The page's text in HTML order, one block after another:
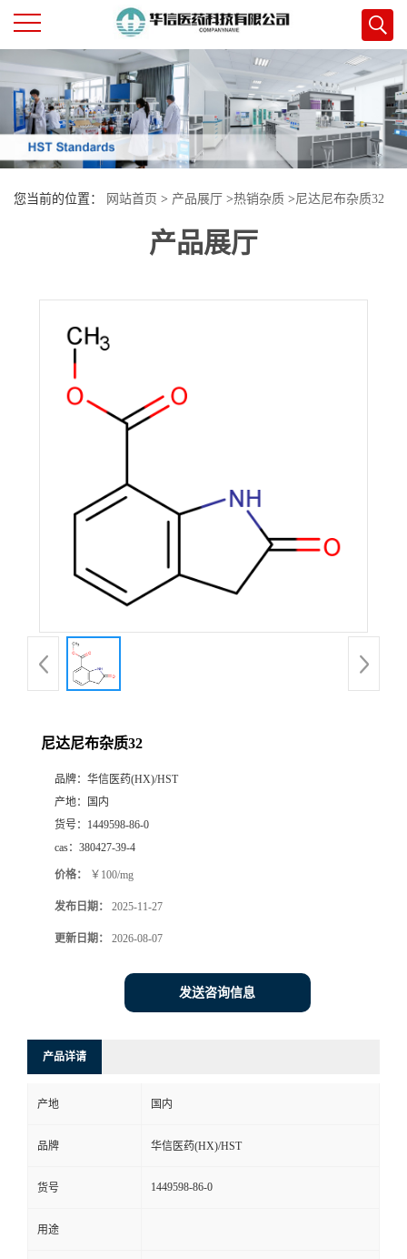
公
司
首
页
司
书
誉
方
您当前的位置： 网站首页 > 产品展厅 >热销杂质 >尼达尼布杂质32
产品展厅
尼达尼布杂质32
品牌： 华信医药(HX)/HST
产地：
国内
货号： 1449598-86-0
cas： 380427-39-4
价格： ￥100/mg
发布日期： 2025-11-27
更新日期： 2026-08-07
发送咨询信息
产品详请
产地 国内
品牌 华信医药(HX)/HST
货号 1449598-86-0
用途